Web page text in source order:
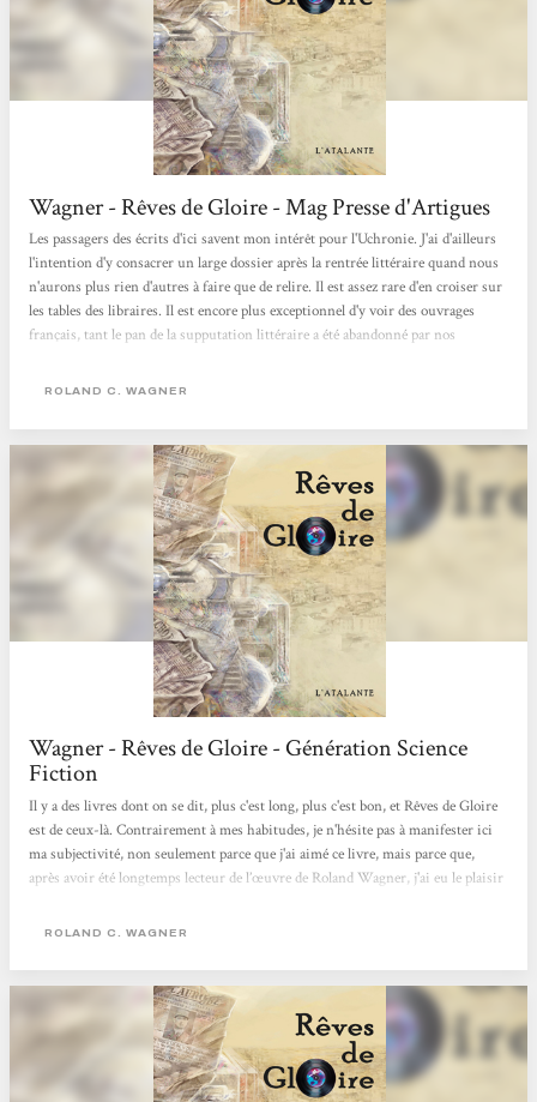
Wagner - Rêves de Gloire - Mag Presse d'Artigues
Les passagers des écrits d'ici savent mon intérêt pour l'Uchronie. J'ai d'ailleurs
l'intention d'y consacrer un large dossier après la rentrée littéraire quand nous
n'aurons plus rien d'autres à faire que de relire. Il est assez rare d'en croiser sur
les tables des libraires. Il est encore plus exceptionnel d'y voir des ouvrages
français, tant le pan de la supputation littéraire a été abandonné par nos
paramètres. De Gaulle est mort, dans un attentat, tout ça parce qu'il ne voulait
ROLAND C. WAGNER
Wagner - Rêves de Gloire - Génération Science
Fiction
Il y a des livres dont on se dit, plus c'est long, plus c'est bon, et Rêves de Gloire
est de ceux-là. Contrairement à mes habitudes, je n'hésite pas à manifester ici
ma subjectivité, non seulement parce que j'ai aimé ce livre, mais parce que,
après avoir été longtemps lecteur de l’œuvre de Roland Wagner, j'ai eu le plaisir
de ce roman. Ainsi, même si ma critique se veut équilibrée, elle est aussi
ROLAND C. WAGNER